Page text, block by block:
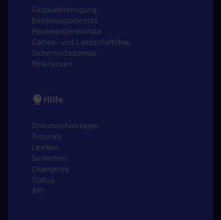
Gebäudereinigung
Betreuungsdienste
Hausmeisterdienste
Garten- und Landschaftsbau
Sicherheitsdienste
Referenzen
Hilfe
Dokumentvorlagen
Tutorials
Lexikon
Sicherheit
Changelog
Status
API